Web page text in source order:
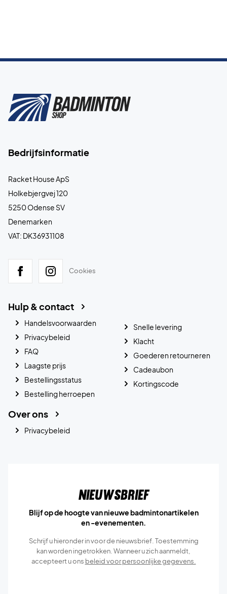
Bedrijfsinformatie
Racket House ApS
Holkebjergvej 120
5250 Odense SV
Denemarken
VAT: DK36931108
Cookies
Hulp & contact
Handelsvoorwaarden
Privacybeleid
FAQ
Laagste prijs
Bestellingsstatus
Bestelling herroepen
Snelle levering
Klacht
Goederen retourneren
Cadeaubon
Kortingscode
Over ons
Privacybeleid
Nieuwsbrief
Blijf op de hoogte van nieuwe badmintonartikelen
en -evenementen.
Schrijf u hieronder in voor de nieuwsbrief. Toestemming
kan worden ingetrokken. Wanneer u zich aanmeldt,
accepteert u ons beleid voor persoonlijke gegevens.